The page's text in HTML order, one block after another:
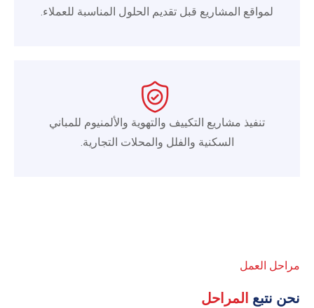
لمواقع المشاريع قبل تقديم الحلول المناسبة للعملاء.
تنفيذ مشاريع التكييف والتهوية والألمنيوم للمباني
السكنية والفلل والمحلات التجارية.
مراحل العمل
نحن نتبع المراحل